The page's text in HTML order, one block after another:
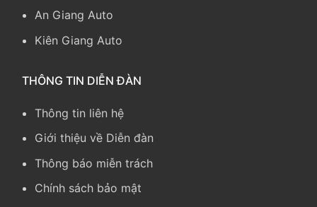
An Giang Auto
Kiên Giang Auto
THÔNG TIN DIỄN ĐÀN
Thông tin liên hệ
Giới thiệu về Diễn đàn
Thông báo miễn trách
Chính sách bảo mật